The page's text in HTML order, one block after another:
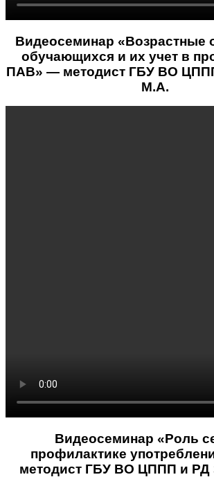
Видеосеминар «Возрастные
обучающихся и их учет в
ПАВ» — методист ГБУ ВО
М.А.
Видеосеминар «Роль
профилактике
методист ГБУ ВО ЦППП и РД